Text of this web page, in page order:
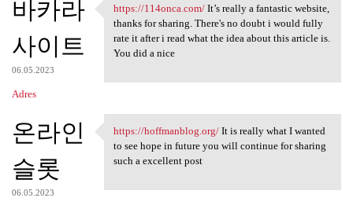
바카라
사이트
06.05.2023
Adres
https://114onca.com/ It’s
https://114onca.com/It’s really a fantastic website,
thanks for sharing. There's no doubt i would fully
rate it after i read what the idea about this article is.
You did a nice
온라인
슬롯
06.05.2023
https://hoffmanblog.org/ It
https://hoffmanblog.org/It is really what I wanted
to see hope in future you will continue for sharing
such a excellent post